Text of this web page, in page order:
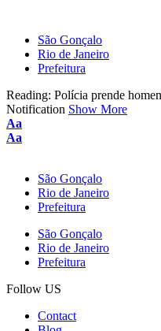
São Gonçalo
Rio de Janeiro
Prefeitura
Reading: Polícia prende
Notification Show More
Aa
Aa
São Gonçalo
Rio de Janeiro
Prefeitura
São Gonçalo
Rio de Janeiro
Prefeitura
Follow US
Contact